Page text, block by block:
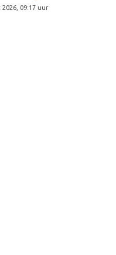
2026, 09:17 uur